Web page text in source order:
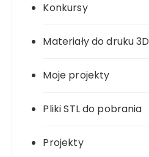
Konkursy
Materiały do druku 3D
Moje projekty
Pliki STL do pobrania
Projekty